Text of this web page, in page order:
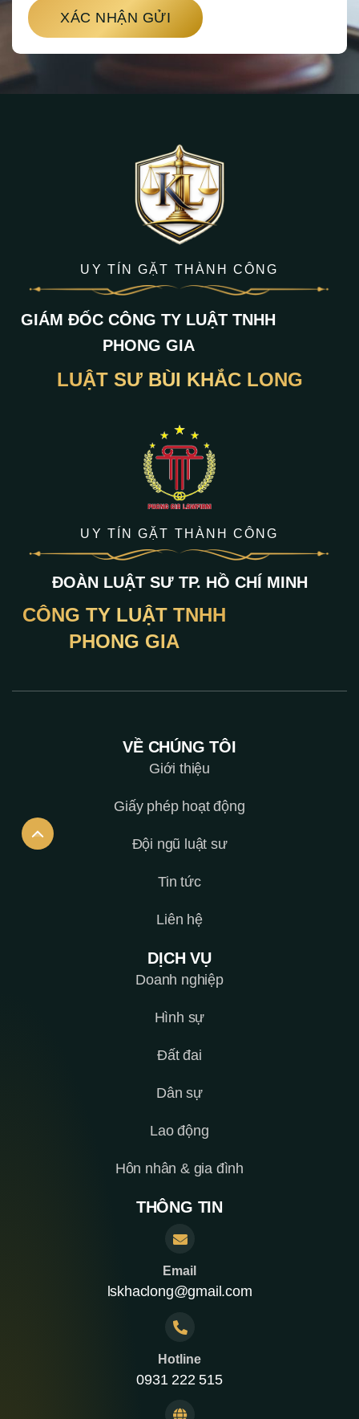
XÁC NHẬN GỬI
UY TÍN GẶT THÀNH CÔNG
GIÁM ĐỐC CÔNG TY LUẬT TNHH
PHONG GIA
LUẬT SƯ BÙI KHẮC LONG
UY TÍN GẶT THÀNH CÔNG
ĐOÀN LUẬT SƯ TP. HỒ CHÍ MINH
CÔNG TY LUẬT TNHH
PHONG GIA
VỀ CHÚNG TÔI
Giới thiệu
Giấy phép hoạt động
Đội ngũ luật sư
Tin tức
Liên hệ
DỊCH VỤ
Doanh nghiệp
Hình sự
Đất đai
Dân sự
Lao động
Hôn nhân & gia đình
THÔNG TIN
Email
lskhaclong@gmail.com
Hotline
0931 222 515